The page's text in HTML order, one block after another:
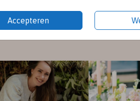
Accepteren
Pinterestvoor de nieuwste
graag met mooie trouwkaarten